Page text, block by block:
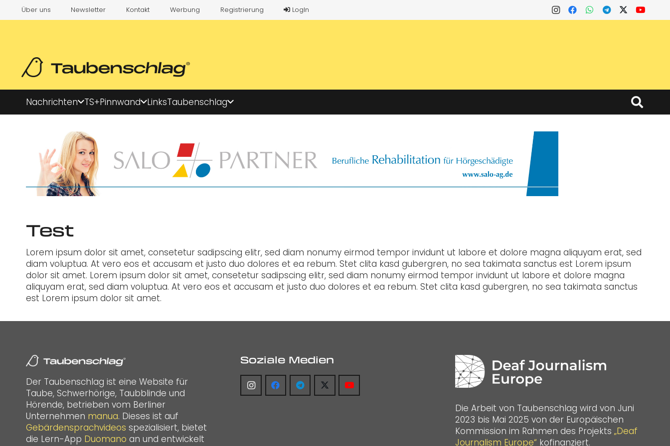
Über uns Newsletter Kontakt Werbung Registrierung LogIn
Nachrichten TS+Pinnwand LinksTaubenschlag
Test
Lorem ipsum dolor sit amet, consetetur sadipscing elitr, sed diam nonumy eirmod tempor invidunt ut labore et dolore magna aliquyam erat, sed
diam voluptua. At vero eos et accusam et justo duo dolores et ea rebum. Stet clita kasd gubergren, no sea takimata sanctus est Lorem ipsum
dolor sit amet. Lorem ipsum dolor sit amet, consetetur sadipscing elitr, sed diam nonumy eirmod tempor invidunt ut labore et dolore magna
aliquyam erat, sed diam voluptua. At vero eos et accusam et justo duo dolores et ea rebum. Stet clita kasd gubergren, no sea takimata sanctus
est Lorem ipsum dolor sit amet.
Der Taubenschlag ist eine Website für
Taube, Schwerhörige, Taubblinde und
Hörende, betrieben vom Berliner
Unternehmen manua. Dieses ist auf
Gebärdensprachvideos spezialisiert, bietet
die Lern-App Duomano an und entwickelt
Soziale Medien
Die Arbeit von Taubenschlag wird von Juni
2023 bis Mai 2025 von der Europäischen
Kommission im Rahmen des Projekts „Deaf
Journalism Europe“ kofinanziert.